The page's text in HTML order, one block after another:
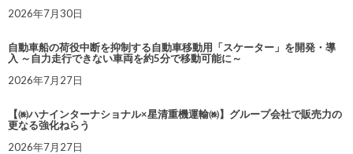
2026年7月30日
自動車船の荷役中断を抑制する自動車移動用「スケーター」を開発・導
入 ～自力走行できない車両を約5分で移動可能に～
2026年7月27日
【㈱ハナインターナショナル×星清重機運輸㈱】グループ会社で販売力の
更なる強化ねらう
2026年7月27日